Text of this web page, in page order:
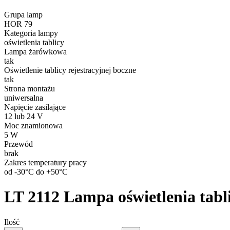
Grupa lamp
HOR 79
Kategoria lampy
oświetlenia tablicy
Lampa żarówkowa
tak
Oświetlenie tablicy rejestracyjnej boczne
tak
Strona montażu
uniwersalna
Napięcie zasilające
12 lub 24 V
Moc znamionowa
5 W
Przewód
brak
Zakres temperatury pracy
od -30°C do +50°C
LT 2112 Lampa oświetlenia
Ilość